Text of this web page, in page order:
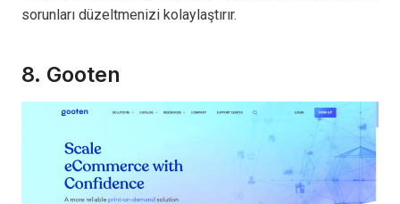
sorunları düzeltmenizi kolaylaştırır.
8. Gooten